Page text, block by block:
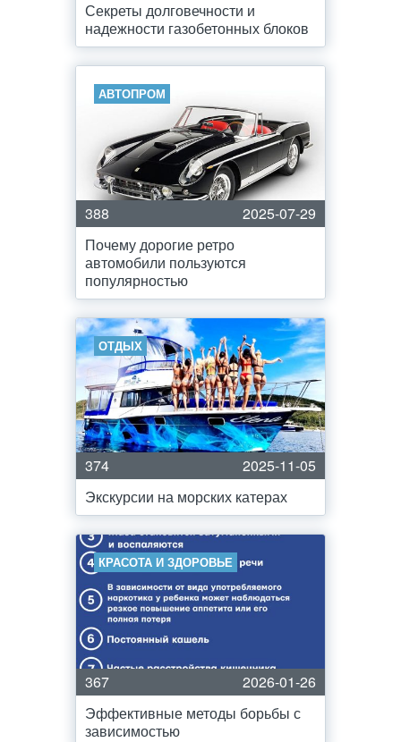
Секреты долговечности и
надежности газобетонных блоков
АВТОПРОМ
388
2025-07-29
Почему дорогие ретро
автомобили пользуются
популярностью
ОТДЫХ
374
2025-11-05
Экскурсии на морских катерах
КРАСОТА И ЗДОРОВЬЕ
367
2026-01-26
Эффективные методы борьбы с
зависимостью